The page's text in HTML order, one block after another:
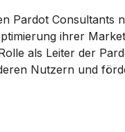
Pardot Consultants
ihrer
als Leiter der
Nutzern und